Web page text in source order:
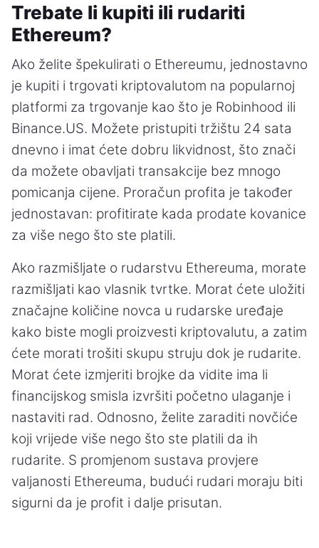
Trebate li kupiti ili rudariti
Ethereum?
Ako želite špekulirati o Ethereumu, jednostavno
je kupiti i trgovati kriptovalutom na popularnoj
platformi za trgovanje kao što je Robinhood ili
Binance.US. Možete pristupiti tržištu 24 sata
dnevno i imat ćete dobru likvidnost, što znači
da možete obavljati transakcije bez mnogo
pomicanja cijene. Proračun profita je također
jednostavan: profitirate kada prodate kovanice
za više nego što ste platili.
Ako razmišljate o rudarstvu Ethereuma, morate
razmišljati kao vlasnik tvrtke. Morat ćete uložiti
značajne količine novca u rudarske uređaje
kako biste mogli proizvesti kriptovalutu, a zatim
ćete morati trošiti skupu struju dok je rudarite.
Morat ćete izmjeriti brojke da vidite ima li
financijskog smisla izvršiti početno ulaganje i
nastaviti rad. Odnosno, želite zaraditi novčiće
koji vrijede više nego što ste platili da ih
rudarite. S promjenom sustava provjere
valjanosti Ethereuma, budući rudari moraju biti
sigurni da je profit i dalje prisutan.